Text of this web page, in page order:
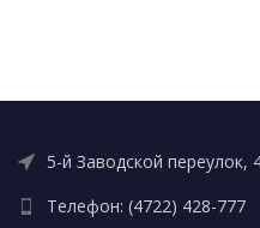
5-й Заводской переулок,
Телефон: (4722) 428-777